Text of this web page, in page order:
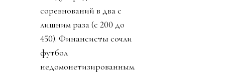
соревнований в два с
лишним раза (с 200 до
450). Финансисты сочли
футбол
недомонетизированным.